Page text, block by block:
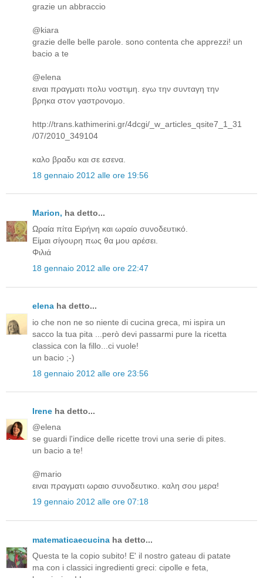
grazie un abbraccio
@kiara
grazie delle belle parole. sono contenta che apprezzi! un
bacio a te
@elena
ειναι πραγματι πολυ νοστιμη. εγω την συνταγη την
βρηκα στον γαστρονομο.
http://trans.kathimerini.gr/4dcgi/_w_articles_qsite7_1_31
/07/2010_349104
καλο βραδυ και σε εσενα.
18 gennaio 2012 alle ore 19:56
Μarion, ha detto...
Ωραία πίτα Ειρήνη και ωραίο συνοδευτικό.
Είμαι σίγουρη πως θα μου αρέσει.
Φιλιά
18 gennaio 2012 alle ore 22:47
elena ha detto...
io che non ne so niente di cucina greca, mi ispira un
sacco la tua pita ...però devi passarmi pure la ricetta
classica con la fillo...ci vuole!
un bacio ;-)
18 gennaio 2012 alle ore 23:56
Irene ha detto...
@elena
se guardi l'indice delle ricette trovi una serie di pites.
un bacio a te!
@mario
ειναι πραγματι ωραιο συνοδευτικο. καλη σου μερα!
19 gennaio 2012 alle ore 07:18
matematicaecucina ha detto...
Questa te la copio subito! E' il nostro gateau di patate
ma con i classici ingredienti greci: cipolle e feta,